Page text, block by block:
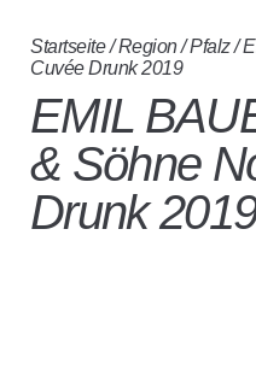
Startseite/Region/Pfalz/
Cuvée Drunk 2019
EMIL
& Söhne
Drunk